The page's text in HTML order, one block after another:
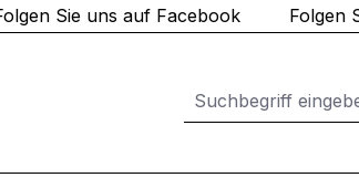
Sie uns auf Facebook Folgen